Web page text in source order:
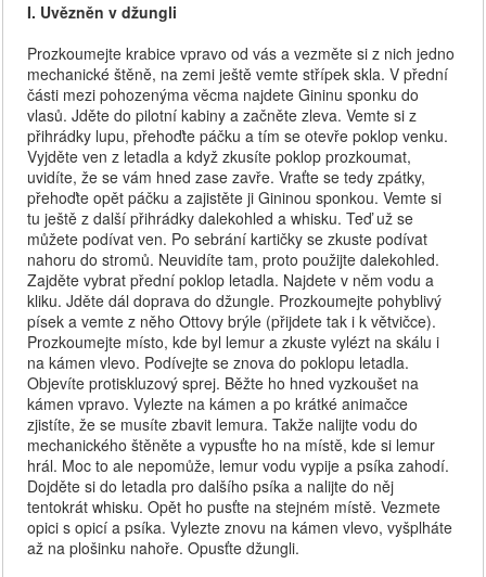
I. Uvězněn v džungli
Prozkoumejte krabice vpravo od vás a vezměte si z nich jedno
mechanické štěně, na zemi ještě vemte střípek skla. V přední
části mezi pohozenýma věcma najdete Gininu sponku do
vlasů. Jděte do pilotní kabiny a začněte zleva. Vemte si z
přihrádky lupu, přehoďte páčku a tím se otevře poklop venku.
Vyjděte ven z letadla a když zkusíte poklop prozkoumat,
uvidíte, že se vám hned zase zavře. Vraťte se tedy zpátky,
přehoďte opět páčku a zajistěte ji Gininou sponkou. Vemte si
tu ještě z další přihrádky dalekohled a whisku. Teď už se
můžete podívat ven. Po sebrání kartičky se zkuste podívat
nahoru do stromů. Neuvidíte tam, proto použijte dalekohled.
Zajděte vybrat přední poklop letadla. Najdete v něm vodu a
kliku. Jděte dál doprava do džungle. Prozkoumejte pohyblivý
písek a vemte z něho Ottovy brýle (přijdete tak i k větvičce).
Prozkoumejte místo, kde byl lemur a zkuste vylézt na skálu i
na kámen vlevo. Podívejte se znova do poklopu letadla.
Objevíte protiskluzový sprej. Běžte ho hned vyzkoušet na
kámen vpravo. Vylezte na kámen a po krátké animačce
zjistíte, že se musíte zbavit lemura. Takže nalijte vodu do
mechanického štěněte a vypusťte ho na místě, kde si lemur
hrál. Moc to ale nepomůže, lemur vodu vypije a psíka zahodí.
Dojděte si do letadla pro dalšího psíka a nalijte do něj
tentokrát whisku. Opět ho pusťte na stejném místě. Vezmete
opici s opicí a psíka. Vylezte znovu na kámen vlevo, vyšplháte
až na plošinku nahoře. Opusťte džungli.